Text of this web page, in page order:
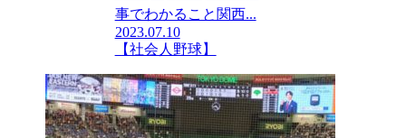
事でわかること関西...
2023.07.10
【社会人野球】